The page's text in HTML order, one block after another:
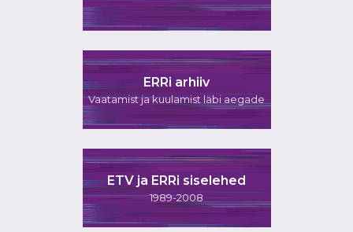
ERRi arhiiv
Vaatamist ja kuulamist läbi aegade
ETV ja ERRi siselehed
1989-2008